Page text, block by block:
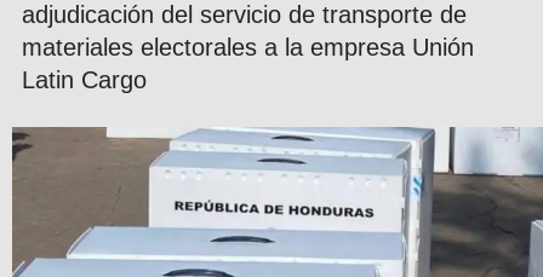
adjudicación del servicio de transporte de
materiales electorales a la empresa Unión
Latin Cargo